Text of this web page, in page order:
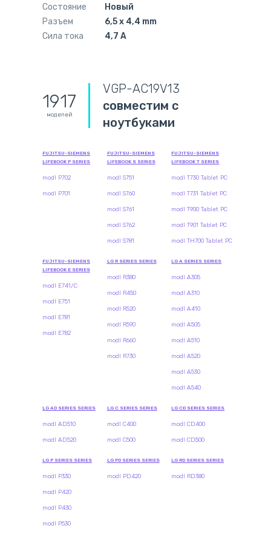
Состояние
Новый
Разъем
6,5 x 4,4 mm
Сила тока
4,7 А
1917
моделей
VGP-AC19V13
совместим с
ноутбуками
FUJITSU-SIEMENS
LIFEBOOK P SERIES
modl P702
modl P701
FUJITSU-SIEMENS
LIFEBOOK S SERIES
modl S751
modl S760
modl S761
modl S762
modl S781
FUJITSU-SIEMENS
LIFEBOOK T SERIES
modl T730 Tablet PC
modl T731 Tablet PC
modl T900 Tablet PC
modl T901 Tablet PC
modl TH700 Tablet PC
FUJITSU-SIEMENS
LIFEBOOK E SERIES
modl E741/C
modl E751
modl E781
modl E782
LG R SERIES SERIES
modl R380
modl R450
modl R520
modl R590
modl R660
modl R730
LG A SERIES SERIES
modl A305
modl A310
modl A410
modl A505
modl A510
modl A520
modl A530
modl A540
LG AD SERIES SERIES
modl AD510
modl AD520
LG C SERIES SERIES
modl C400
modl C500
LG CD SERIES SERIES
modl CD400
modl CD500
LG P SERIES SERIES
modl P330
modl P420
modl P430
modl P530
LG PD SERIES SERIES
modl PD420
LG RD SERIES SERIES
modl RD380